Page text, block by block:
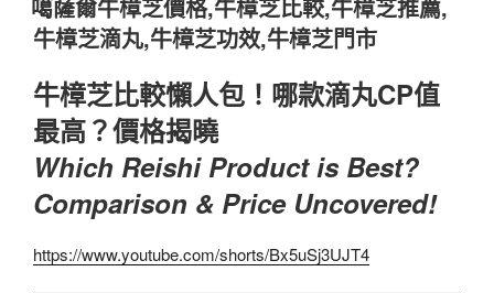
於
噶薩爾牛樟芝價格,牛樟芝比較,牛樟芝推薦,
牛樟芝滴丸,牛樟芝功效,牛樟芝門市
牛樟芝比較懶人包！哪款滴丸CP值
最高？價格揭曉
Which Reishi Product is Best?
Comparison & Price Uncovered!
https://www.youtube.com/shorts/Bx5uSj3UJT4